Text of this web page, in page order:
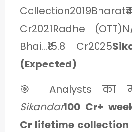
Cr2021Radhe
Bhai…₹15.8 Cr2025
(Expected)
🎯 Analysts का
Sikandar100 Cr+
Cr lifetime collection